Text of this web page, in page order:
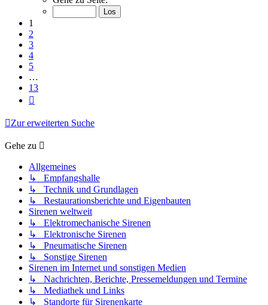
von
1
2
3
4
5
…
13
Zur erweiterten Suche
Gehe zu
Allgemeines
↳ Empfangshalle
↳ Technik und Grundlagen
↳ Restaurationsberichte und Eigenbauten
Sirenen weltweit
↳ Elektromechanische Sirenen
↳ Elektronische Sirenen
↳ Pneumatische Sirenen
↳ Sonstige Sirenen
Sirenen im Internet und sonstigen Medien
↳ Nachrichten, Berichte, Pressemeldungen und Termine
↳ Mediathek und Links
↳ Standorte für Sirenenkarte